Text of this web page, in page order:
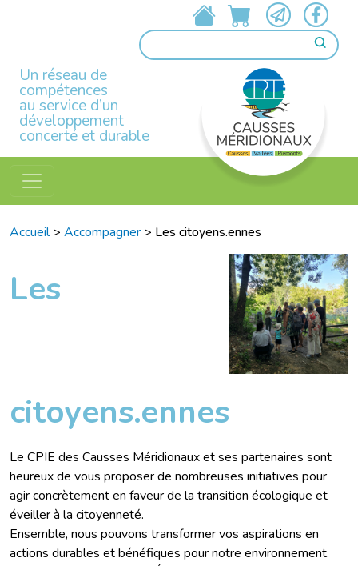
Un réseau de
compétences
au service d’un
développement
concerté et durable
Accueil> Accompagner > Les citoyens.ennes
Les
citoyens.ennes
Le CPIE des Causses Méridionaux et ses partenaires sont
heureux de vous proposer de nombreuses initiatives pour
agir concrètement en faveur de la transition écologique et
éveiller à la citoyenneté.
Ensemble, nous pouvons transformer vos aspirations en
actions durables et bénéfiques pour notre environnement.